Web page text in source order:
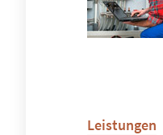
Leistungen